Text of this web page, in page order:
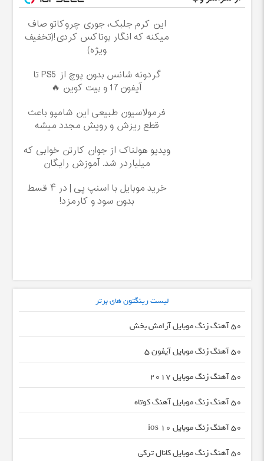
این کرم جلبک، جوری چروکاتو صاف
میکنه که انگار بوتاکس کردی!(تخفیف
ویژه)
گردونه شانس بدون پوچ از PS5 تا
آیفون17 و بیت کوین 🔥
فرمولاسیون طبیعی این شامپو باعث
قطع ریزش و رویش مجدد میشه
ویدیو هولناک از جوان کارتن خوابی که
میلیاردر شد. آموزش رایگان
خرید موبایل با اسنپ پی | در ۴ قسط
بدون سود و کارمزد!
لیست رینگتون های برتر
50 آهنگ زنگ موبایل آرامش بخش
50 آهنگ زنگ موبایل آیفون 5
50 آهنگ زنگ موبایل ۲۰۱۷
50 آهنگ زنگ موبایل آهنگ کوتاه
50 آهنگ زنگ موبایل ios 10
50 آهنگ زنگ موبایل کانال ترکی